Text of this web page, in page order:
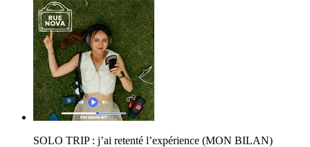
SOLO TRIP : j’ai retenté l’expérience (MON BILAN)